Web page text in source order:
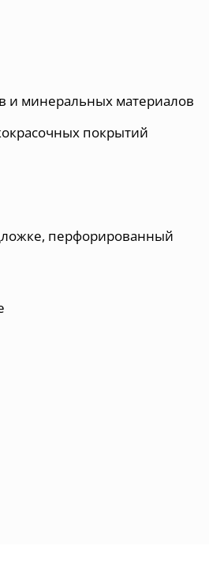
и минеральных материалов
покрытий
перфорированный